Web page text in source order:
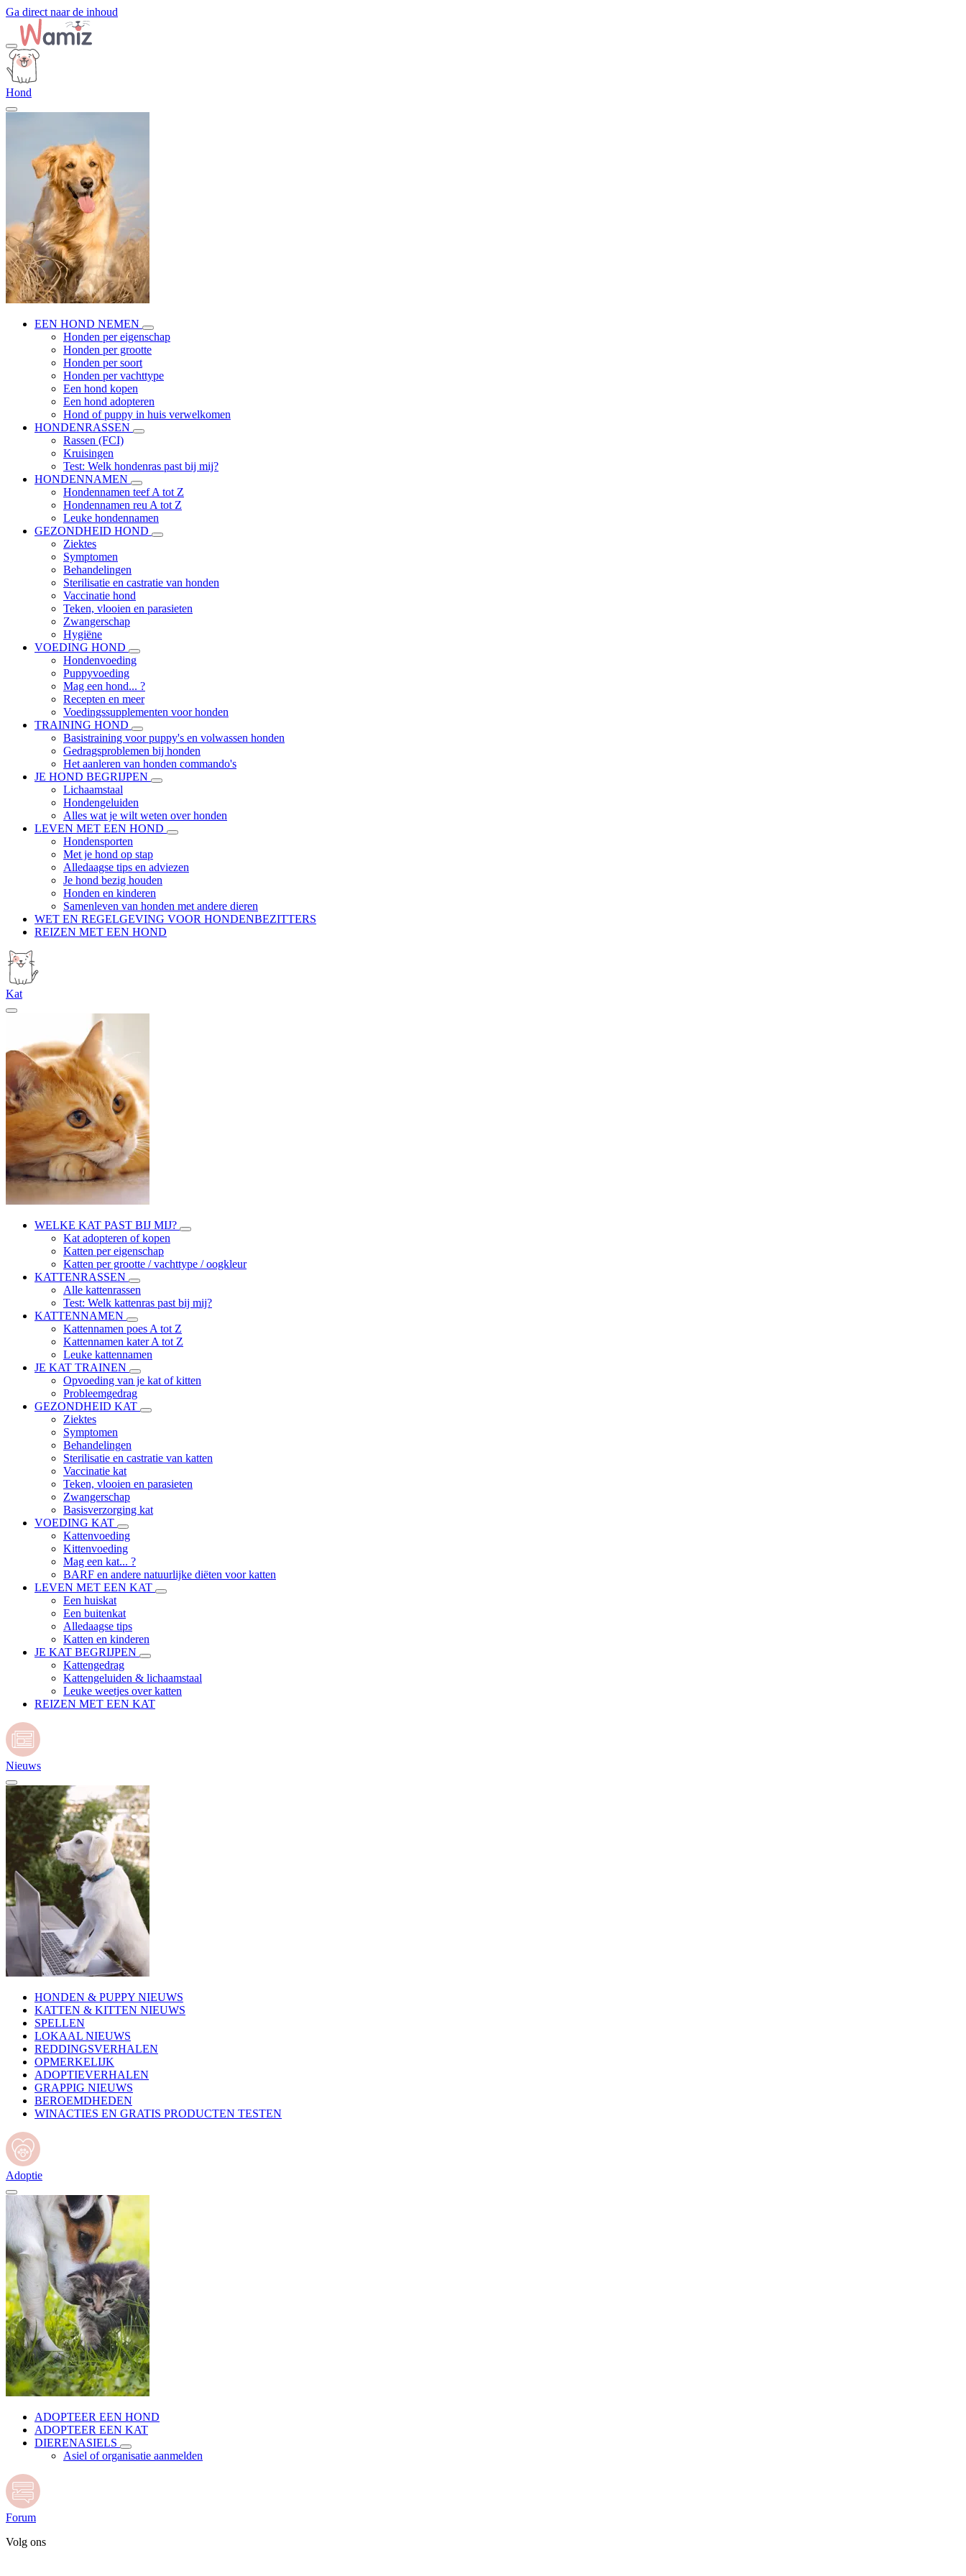
Ga direct naar de inhoud
Hond
EEN HOND NEMEN
Honden per eigenschap
Honden per grootte
Honden per soort
Honden per vachttype
Een hond kopen
Een hond adopteren
Hond of puppy in huis verwelkomen
HONDENRASSEN
Rassen (FCI)
Kruisingen
Test: Welk hondenras past bij mij?
HONDENNAMEN
Hondennamen teef A tot Z
Hondennamen reu A tot Z
Leuke hondennamen
GEZONDHEID HOND
Ziektes
Symptomen
Behandelingen
Sterilisatie en castratie van honden
Vaccinatie hond
Teken, vlooien en parasieten
Zwangerschap
Hygiëne
VOEDING HOND
Hondenvoeding
Puppyvoeding
Mag een hond... ?
Recepten en meer
Voedingssupplementen voor honden
TRAINING HOND
Basistraining voor puppy's en volwassen honden
Gedragsproblemen bij honden
Het aanleren van honden commando's
JE HOND BEGRIJPEN
Lichaamstaal
Hondengeluiden
Alles wat je wilt weten over honden
LEVEN MET EEN HOND
Hondensporten
Met je hond op stap
Alledaagse tips en adviezen
Je hond bezig houden
Honden en kinderen
Samenleven van honden met andere dieren
WET EN REGELGEVING VOOR HONDENBEZITTERS
REIZEN MET EEN HOND
Kat
WELKE KAT PAST BIJ MIJ?
Kat adopteren of kopen
Katten per eigenschap
Katten per grootte / vachttype / oogkleur
KATTENRASSEN
Alle kattenrassen
Test: Welk kattenras past bij mij?
KATTENNAMEN
Kattennamen poes A tot Z
Kattennamen kater A tot Z
Leuke kattennamen
JE KAT TRAINEN
Opvoeding van je kat of kitten
Probleemgedrag
GEZONDHEID KAT
Ziektes
Symptomen
Behandelingen
Sterilisatie en castratie van katten
Vaccinatie kat
Teken, vlooien en parasieten
Zwangerschap
Basisverzorging kat
VOEDING KAT
Kattenvoeding
Kittenvoeding
Mag een kat... ?
BARF en andere natuurlijke diëten voor katten
LEVEN MET EEN KAT
Een huiskat
Een buitenkat
Alledaagse tips
Katten en kinderen
JE KAT BEGRIJPEN
Kattengedrag
Kattengeluiden & lichaamstaal
Leuke weetjes over katten
REIZEN MET EEN KAT
Nieuws
HONDEN & PUPPY NIEUWS
KATTEN & KITTEN NIEUWS
SPELLEN
LOKAAL NIEUWS
REDDINGSVERHALEN
OPMERKELIJK
ADOPTIEVERHALEN
GRAPPIG NIEUWS
BEROEMDHEDEN
WINACTIES EN GRATIS PRODUCTEN TESTEN
Adoptie
ADOPTEER EEN HOND
ADOPTEER EEN KAT
DIERENASIELS
Asiel of organisatie aanmelden
Forum
Volg ons